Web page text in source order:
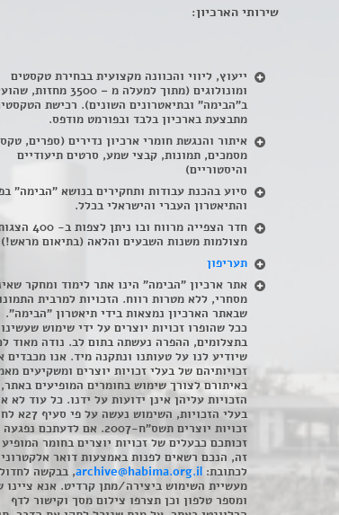
שירותי הארכיון:
ייעוץ, ליווי והכוונה מקצועית בבחירת טקסטים
ומונולוגים (מתוך למעלה מ – 3500
ב"הבימה" ובתיאטרונים השונים). רכישת
מתבצעת בארכיון בלבד ובפורמט מודפס.
איתור והנגשת חומרי ארכיון נדירים (ספרים,
מסמכים, תמונות, קבצי שמע, סרטים תיעודיים
והיסטוריים)
סיוע בהכנת עבודות ותחקירים בנושא "הבימה"
והתיאטרון העברי והישראלי בכלל.
חדר הצפייה מרווח ובו ניתן לצפות ב-
מצולמות משנות השבעים והלאה (בתיאום מראש!)
תעריפון
אתר ארכיון "הבימה" הינו אתר לימוד ומחקר
מסחרי, ללא מטרות רווח. הזכויות למרבית
שבאתר הארכיון נמצאות בידי תיאטרון "הבימה".
ככל שהופרו זכויות יוצרים על ידי שימוש שעשינו
בתצלומים, ההפרה נעשתה בתום לב. נודה מאוד
שיודיע לנו על טעותנו ונתקנה מיד. אנו מכבדים
זכויותיהם של בעלי זכויות יוצרים ומשקיעים
באיתורם לצורך שימוש בחומרים המופיעים
הזכויות עליהן אינן ידועות על ידנו. כל עוד לא
בעלי הזכויות, השימוש נעשה
זכויות יוצרים תשס"ח-2007. אם לדעתכם נפגעה
זכותכם כבעלים של זכויות יוצרים בחומר
זה, הנכם רשאים לפנות באמצעות דואר אלקטרוני
לכתובת: archive@habima.org.il, בבקשה לחדול
מעשיית השימוש ביצירה/מתן קרדיט. אנא ציינו
ומספר טלפון וכן תצרפו צילום מסך וקישור לדף